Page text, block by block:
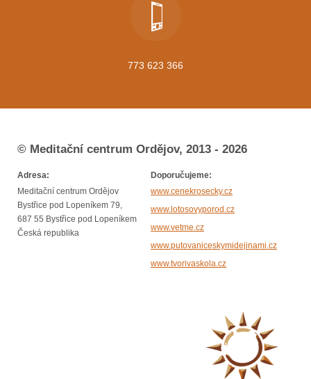
773 623 366
© Meditační centrum Ordějov, 2013 - 2026
Adresa:
Meditační centrum Ordějov
Bystřice pod Lopeníkem 79,
687 55 Bystřice pod Lopeníkem
Česká republika
Doporučujeme:
www.cenekrosecky.cz
www.lotosovyporod.cz
www.vetme.cz
www.putovaniceskymidejinami.cz
www.tvorivaskola.cz